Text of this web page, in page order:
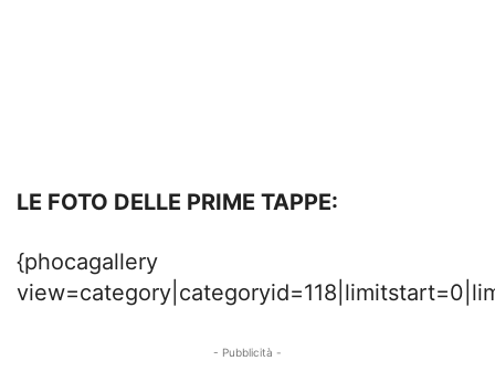
LE FOTO DELLE PRIME TAPPE:
{phocagallery
- Pubblicità -